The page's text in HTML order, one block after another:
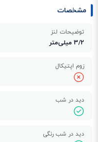
مشخصات
توضیحات لنز
3/2 میلی‌متر
زوم اپتیکال
دید در شب
دید در شب رنگی